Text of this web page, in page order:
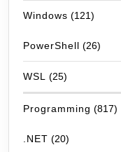
Windows (121)
PowerShell (26)
WSL (25)
Programming (817)
.NET (20)